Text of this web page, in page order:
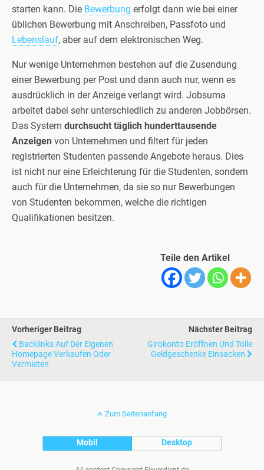
starten kann. Die Bewerbung erfolgt dann wie bei einer
üblichen Bewerbung mit Anschreiben, Passfoto und
Lebenslauf, aber auf dem elektronischen Weg.
Nur wenige Unternehmen bestehen auf die Zusendung
einer Bewerbung per Post und dann auch nur, wenn es
ausdrücklich in der Anzeige verlangt wird. Jobsuma
arbeitet dabei sehr unterschiedlich zu anderen Jobbörsen.
Das System durchsucht täglich hunderttausende
Anzeigen von Unternehmen und filtert für jeden
registrierten Studenten passende Angebote heraus. Dies
ist nicht nur eine Erleichterung für die Studenten, sondern
auch für die Unternehmen, da sie so nur Bewerbungen
von Studenten bekommen, welche die richtigen
Qualifikationen besitzen.
Teile den Artikel
Vorheriger Beitrag
Backlinks Auf Der Eigenen
Homepage Verkaufen Oder
Vermieten
Nächster Beitrag
Girokonto Eröffnen Und Tolle
Geldgeschenke Einsacken
Zum Seitenanfang
Mobil Desktop